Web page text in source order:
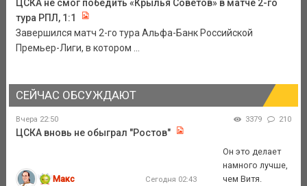
ЦСКА не смог победить «Крылья Советов» в матче 2-го
тура РПЛ, 1:1
Завершился матч 2-го тура Альфа-Банк Российской
Премьер-Лиги, в котором ...
СЕЙЧАС ОБСУЖДАЮТ
Вчера 22:50 3379 210
ЦСКА вновь не обыграл "Ростов"
Макс Сегодня 02:43
Он это делает
намного лучше,
чем Витя.